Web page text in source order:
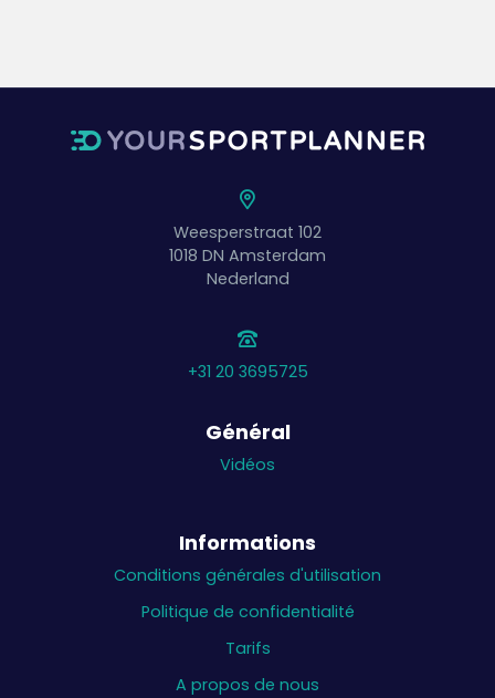
Weesperstraat 102
1018 DN Amsterdam
Nederland
+31 20 3695725
Général
Vidéos
Informations
Conditions générales d'utilisation
Politique de confidentialité
Tarifs
A propos de nous